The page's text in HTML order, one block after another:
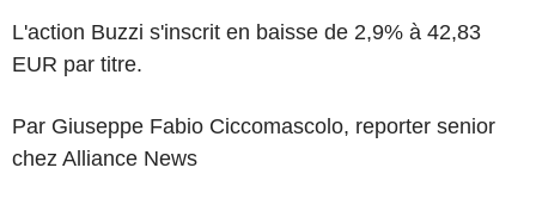
L'action Buzzi s'inscrit en baisse de 2,9% à 42,83
EUR par titre.
Par Giuseppe Fabio Ciccomascolo, reporter senior
chez Alliance News